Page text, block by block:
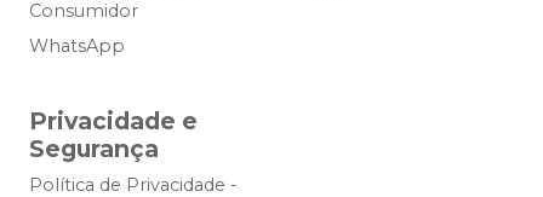
Consumidor
WhatsApp
Privacidade e
Segurança
Política de Privacidade -